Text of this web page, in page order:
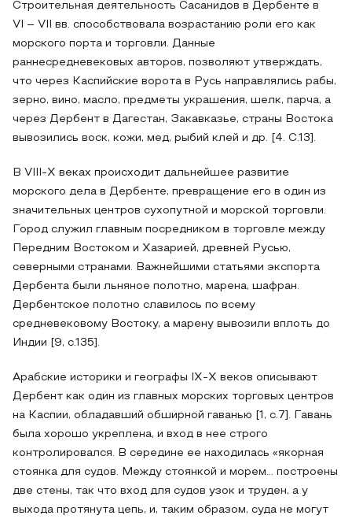
Строительная деятельность Сасанидов в Дербенте в
VI – VII вв. способствовала возрастанию роли его как
морского порта и торговли. Данные
раннесредневековых авторов, позволяют утверждать,
что через Каспийские ворота в Русь направлялись рабы,
зерно, вино, масло, предметы украшения, шелк, парча, а
через Дербент в Дагестан, Закавказье, страны Востока
вывозились воск, кожи, мед, рыбий клей и др. [4. С.13].
В VIII-X веках происходит дальнейшее развитие
морского дела в Дербенте, превращение его в один из
значительных центров сухопутной и морской торговли.
Город служил главным посредником в торговле между
Передним Востоком и Хазарией, древней Русью,
северными странами. Важнейшими статьями экспорта
Дербента были льняное полотно, марена, шафран.
Дербентское полотно славилось по всему
средневековому Востоку, а марену вывозили вплоть до
Индии [9, с.135].
Арабские историки и географы IX-X веков описывают
Дербент как один из главных морских торговых центров
на Каспии, обладавший обширной гаванью [1, с.7]. Гавань
была хорошо укреплена, и вход в нее строго
контролировался. В середине ее находилась «якорная
стоянка для судов. Между стоянкой и морем... построены
две стены, так что вход для судов узок и труден, а у
выхода протянута цепь, и, таким образом, суда не могут